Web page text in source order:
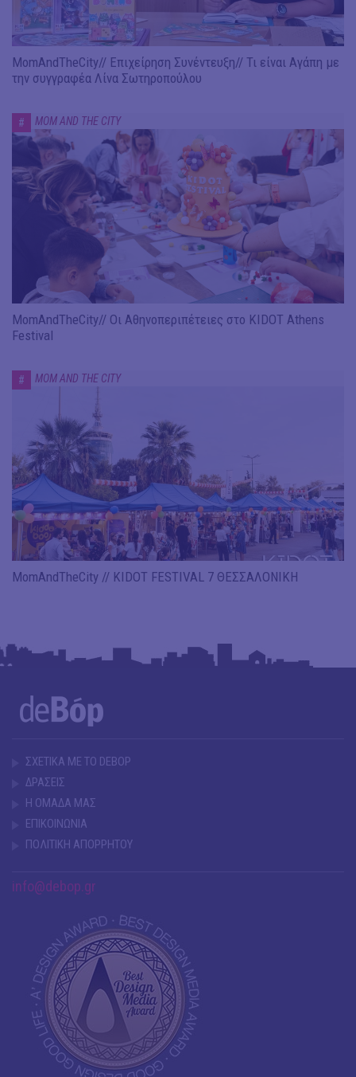
MomAndTheCity// Επιχείρηση Συνέντευξη// Τι είναι Αγάπη με
την συγγραφέα Λίνα Σωτηροπούλου
# MOM AND THE CITY
MomAndTheCity// Οι Αθηνοπεριπέτειες στο KIDOT Athens
Festival
# MOM AND THE CITY
MomAndTheCity // KIDOT FESTIVAL 7 ΘΕΣΣΑΛΟΝΙΚΗ
ΣΧΕΤΙΚΑ ΜΕ ΤΟ DEBOP
ΔΡΑΣΕΙΣ
Η ΟΜΑΔΑ ΜΑΣ
ΕΠΙΚΟΙΝΩΝΙΑ
ΠΟΛΙΤΙΚΗ ΑΠΟΡΡΗΤΟΥ
info@debop.gr